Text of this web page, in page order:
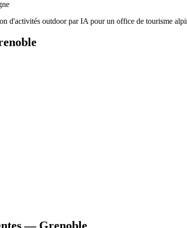
d'activités outdoor par IA pour un office de tourisme